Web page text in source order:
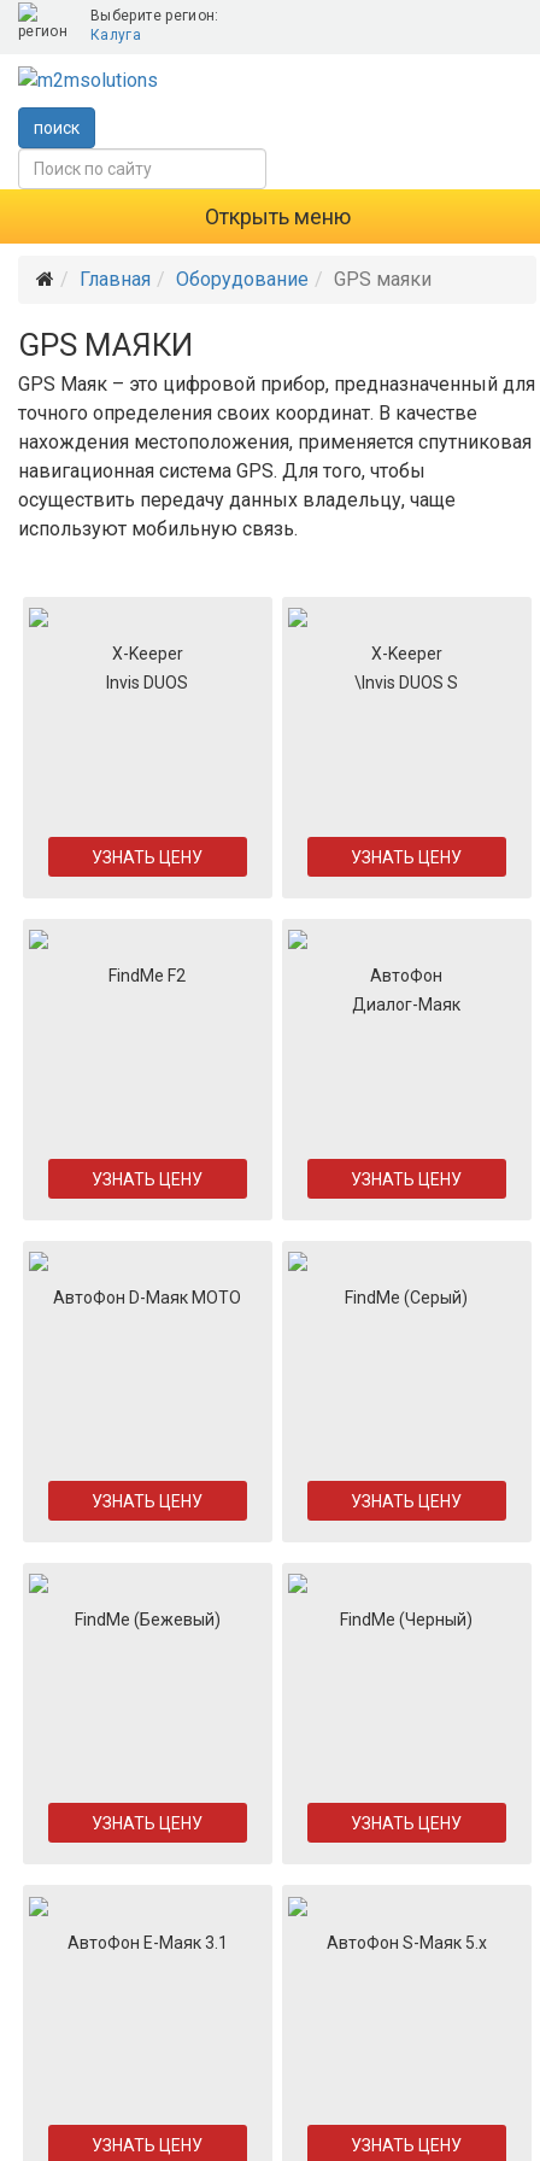
Выберите регион:
Калуга
поиск
Открыть меню
Главная Оборудование GPS маяки
GPS МАЯКИ
GPS Маяк – это цифровой прибор, предназначенный для
точного определения своих координат. В качестве
нахождения местоположения, применяется спутниковая
навигационная система GPS. Для того, чтобы
осуществить передачу данных владельцу, чаще
используют мобильную связь.
X-Keeper
Invis DUOS
УЗНАТЬ ЦЕНУ
X-Keeper
\Invis DUOS S
УЗНАТЬ ЦЕНУ
FindMe F2
УЗНАТЬ ЦЕНУ
АвтоФон
Диалог-Маяк
УЗНАТЬ ЦЕНУ
АвтоФон D-Маяк МОТО
УЗНАТЬ ЦЕНУ
FindMe (Серый)
УЗНАТЬ ЦЕНУ
FindMe (Бежевый)
УЗНАТЬ ЦЕНУ
FindMe (Черный)
УЗНАТЬ ЦЕНУ
АвтоФон E-Маяк 3.1
УЗНАТЬ ЦЕНУ
АвтоФон S-Маяк 5.x
УЗНАТЬ ЦЕНУ